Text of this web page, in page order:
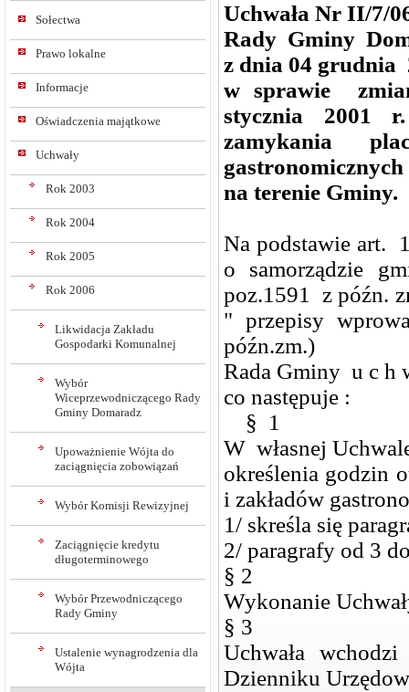
Sołectwa
Prawo lokalne
Informacje
Oświadczenia majątkowe
Uchwały
Rok 2003
Rok 2004
Rok 2005
Rok 2006
Likwidacja Zakładu
Gospodarki Komunalnej
Wybór
Wiceprzewodniczącego Rady
Gminy Domaradz
Upoważnienie Wójta do
zaciągnięcia zobowiązań
Wybór Komisji Rewizyjnej
Zaciągnięcie kredytu
długoterminowego
Wybór Przewodniczącego
Rady Gminy
Ustalenie wynagrodzenia dla
Wójta
Uchwała Nr II/7/
Rady Gminy
z dnia 04 grudnia
w sprawie
stycznia 2001
zamykania
gastronomicznych
na terenie Gminy.
Na podstawie art.
o samorządzie
poz.1591 z późn.
" przepisy
późn.zm.)
Rada Gminy u c h
co następuje :
§ 1
W własnej
określenia godzin
i zakładów
1/ skreśla się
2/ paragrafy od 3
§ 2
Wykonanie
§ 3
Uchwała
Dzienniku